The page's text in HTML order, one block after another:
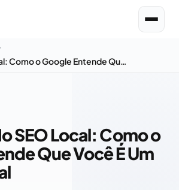
SEO Local: Como o
Que Você É Um